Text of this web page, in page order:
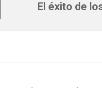
El éxito de